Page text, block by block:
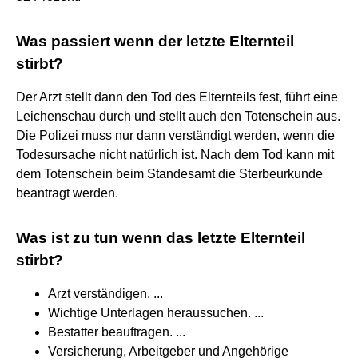
Was passiert wenn der letzte Elternteil
stirbt?
Der Arzt stellt dann den Tod des Elternteils fest, führt eine
Leichenschau durch und stellt auch den Totenschein aus.
Die Polizei muss nur dann verständigt werden, wenn die
Todesursache nicht natürlich ist. Nach dem Tod kann mit
dem Totenschein beim Standesamt die Sterbeurkunde
beantragt werden.
Was ist zu tun wenn das letzte Elternteil
stirbt?
Arzt verständigen. ...
Wichtige Unterlagen heraussuchen. ...
Bestatter beauftragen. ...
Versicherung, Arbeitgeber und Angehörige